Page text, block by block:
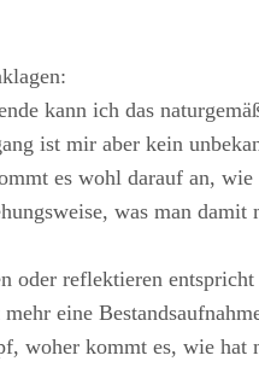
kann ich das
ist mir aber kein
es wohl darauf an,
was man damit
oder reflektieren
eine
woher kommt es, wie hat